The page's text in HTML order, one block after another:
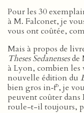
Pour les 30
à M. Falconet, je
vous ont coûtée,
Mais à propos de
Theses Sedanensesde
à Lyon, combien les
nouvelle édition du
bien gros in‑fo, je
peuvent coûter dans
roule-t-il toujours,